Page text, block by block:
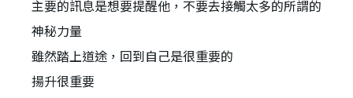
主要的訊息是想要提醒他，不要去接觸太多的所謂的
神秘力量
雖然踏上道途，回到自己是很重要的
揚升很重要